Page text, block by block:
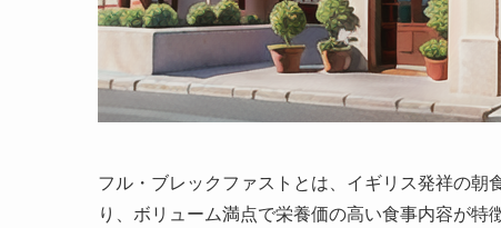
フル・ブレックファストとは、イギリス発祥の朝
り、ボリューム満点で栄養価の高い食事内容が特